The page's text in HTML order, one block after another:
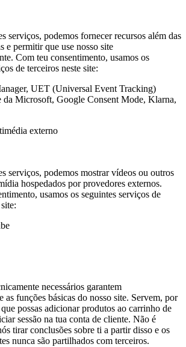
serviços, podemos fornecer recursos além das
e permitir que use nosso site
Com teu consentimento, usamos os
de terceiros neste site:
UET (Universal Event Tracking)
da Microsoft, Google Consent Mode, Klarna,
externo
serviços, podemos mostrar vídeos ou outros
hospedados por provedores externos.
usamos os seguintes serviços de
necessários garantem
as funções básicas do nosso site. Servem, por
possas adicionar produtos ao carrinho de
sessão na tua conta de cliente. Não é
tirar conclusões sobre ti a partir disso e os
nunca são partilhados com terceiros.